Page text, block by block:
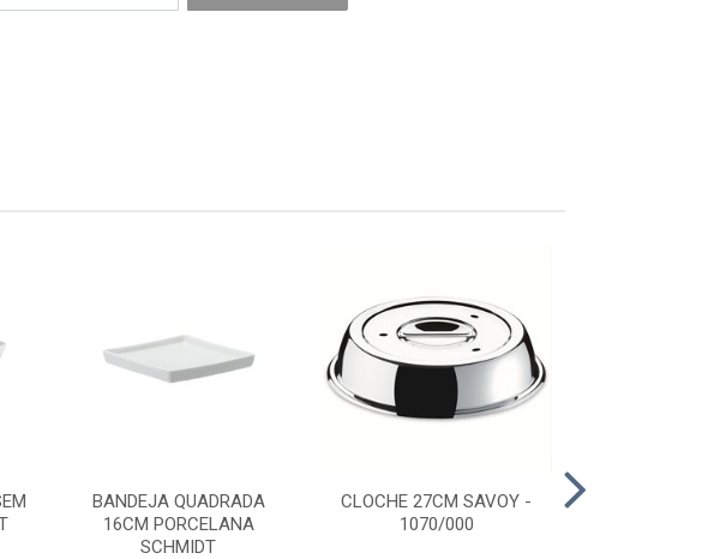
BANDEJA QUADRADA
16CM PORCELANA
SCHMIDT
CLOCHE 27CM SAVOY -
1070/000